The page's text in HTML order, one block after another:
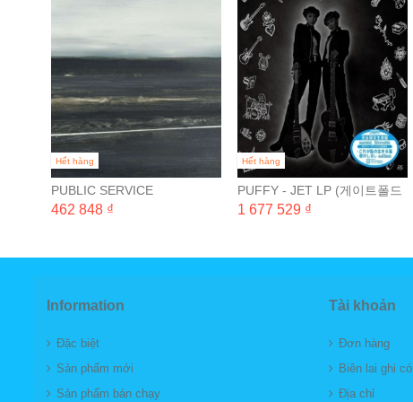
Hết hàng
PUBLIC SERVICE
BROADCASTING - EVERY
462 848 ₫
Hết hàng
PUFFY - JET LP (게이트폴드
완전 일본 생산 한정반) [2LP]
1 677 529 ₫
Information
Đặc biệt
Sản phẩm mới
Sản phẩm bán chạy
Tài khoản
Đơn hàng
Biên lai ghi có
Địa chỉ